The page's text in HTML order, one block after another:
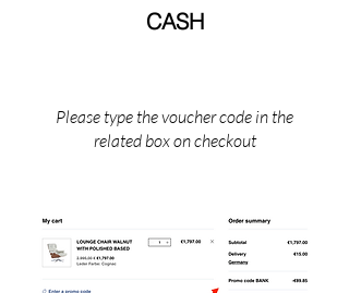
CASH
Please type the voucher code in the
related box on checkout